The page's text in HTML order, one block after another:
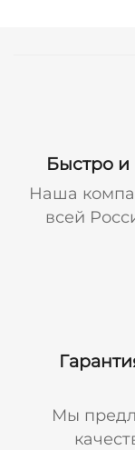
Быстро и
Наша
всей
Мы